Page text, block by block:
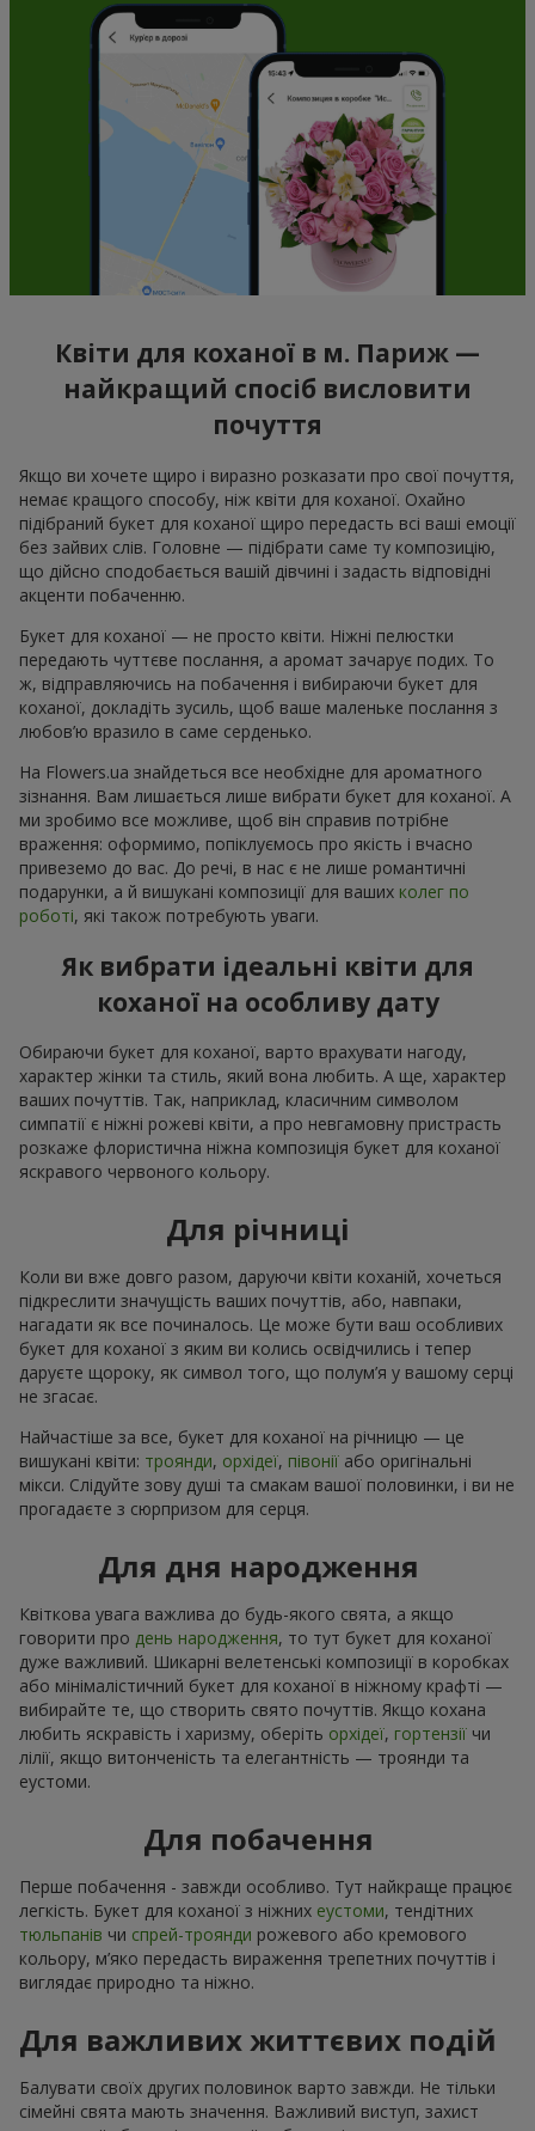
Квіти для коханої в м. Париж —
найкращий спосіб висловити
почуття
Якщо ви хочете щиро і виразно розказати про свої почуття,
немає кращого способу, ніж квіти для коханої. Охайно
підібраний букет для коханої щиро передасть всі ваші емоції
без зайвих слів. Головне — підібрати саме ту композицію,
що дійсно сподобається вашій дівчині і задасть відповідні
акценти побаченню.
Букет для коханої — не просто квіти. Ніжні пелюстки
передають чуттєве послання, а аромат зачарує подих. То
ж, відправляючись на побачення і вибираючи букет для
коханої, докладіть зусиль, щоб ваше маленьке послання з
любов’ю вразило в саме серденько.
На Flowers.ua знайдеться все необхідне для ароматного
зізнання. Вам лишається лише вибрати букет для коханої. А
ми зробимо все можливе, щоб він справив потрібне
враження: оформимо, попіклуємось про якість і вчасно
привеземо до вас. До речі, в нас є не лише романтичні
подарунки, а й вишукані композиції для ваших колег по
роботі, які також потребують уваги.
Як вибрати ідеальні квіти для
коханої на особливу дату
Обираючи букет для коханої, варто врахувати нагоду,
характер жінки та стиль, який вона любить. А ще, характер
ваших почуттів. Так, наприклад, класичним символом
симпатії є ніжні рожеві квіти, а про невгамовну пристрасть
розкаже флористична ніжна композиція букет для коханої
яскравого червоного кольору.
Для річниці
Коли ви вже довго разом, даруючи квіти коханій, хочеться
підкреслити значущість ваших почуттів, або, навпаки,
нагадати як все починалось. Це може бути ваш особливих
букет для коханої з яким ви колись освідчились і тепер
даруєте щороку, як символ того, що полум’я у вашому серці
не згасає.
Найчастіше за все, букет для коханої на річницю — це
вишукані квіти: троянди, орхідеї, півонії або оригінальні
мікси. Слідуйте зову душі та смакам вашої половинки, і ви не
прогадаєте з сюрпризом для серця.
Для дня народження
Квіткова увага важлива до будь-якого свята, а якщо
говорити про день народження, то тут букет для коханої
дуже важливий. Шикарні велетенські композиції в коробках
або мінімалістичний букет для коханої в ніжному крафті —
вибирайте те, що створить свято почуттів. Якщо кохана
любить яскравість і харизму, оберіть орхідеї, гортензії чи
лілії, якщо витонченість та елегантність — троянди та
еустоми.
Для побачення
Перше побачення - завжди особливо. Тут найкраще працює
легкість. Букет для коханої з ніжних еустоми, тендітних
тюльпанів чи спрей-троянди рожевого або кремового
кольору, м’яко передасть вираження трепетних почуттів і
виглядає природно та ніжно.
Для важливих життєвих подій
Балувати своїх других половинок варто завжди. Не тільки
сімейні свята мають значення. Важливий виступ, захист